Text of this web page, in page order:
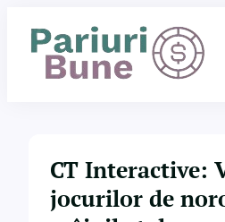
conținut
CT Interactive:
jocurilor de